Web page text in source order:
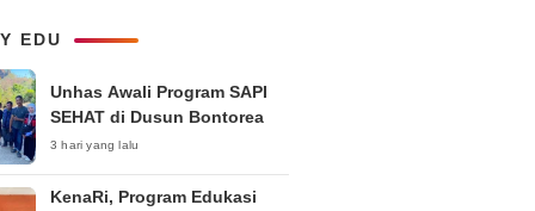
Negara di Era Post-Truth”
EDU
Unhas Awali Program SAPI
SEHAT di Dusun Bontorea
3 hari yang lalu
KenaRi, Program Edukasi